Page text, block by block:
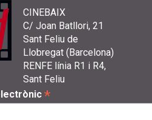
CINEBAIX
C/ Joan Batllori, 21
Sant Feliu de
Llobregat (Barcelona)
RENFE línia R1 i R4,
Sant Feliu
*